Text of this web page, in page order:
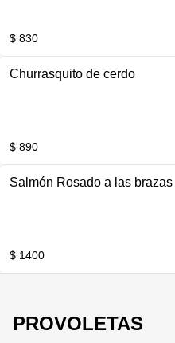
$ 830
Churrasquito de cerdo
$ 890
Salmón Rosado a las brazas
$ 1400
PROVOLETAS